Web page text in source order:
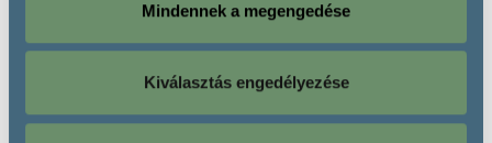
Mindennek a megengedése
Kiválasztás engedélyezése
13:00 - 17:00
Péntek:13:00 - 17:00
09:00 - 13:00